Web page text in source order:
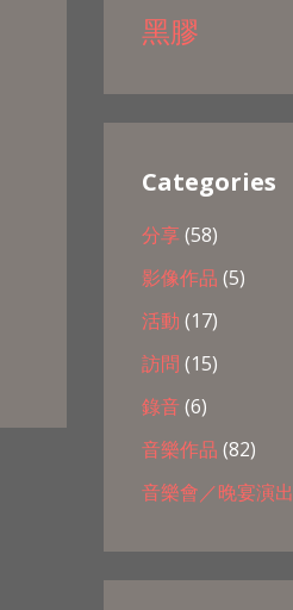
黑膠
Categories
分享(58)
影像作品 (5)
活動 (17)
訪問 (15)
錄音(6)
音樂作品 (82)
音樂會／晚宴演出